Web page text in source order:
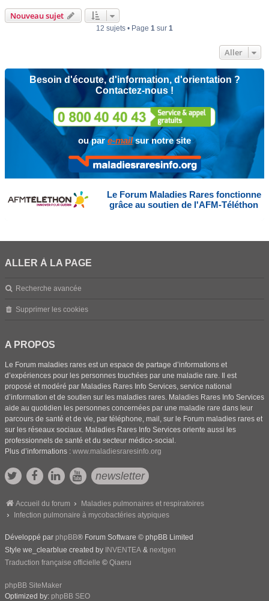
Nouveau sujet
12 sujets • Page 1 sur 1
Aller
Besoin d'écoute, d'information, d'orientation ?
Contactez-nous !
ou pare-mailsur notre site
Le Forum Maladies Rares fonctionne
grâce au soutien de l'AFM-Téléthon
ALLER À LA PAGE
Recherche avancée
Supprimer les cookies
A PROPOS
Le Forum maladies rares est un espace de partage d’informations et
d’expériences pour les personnes touchées par une maladie rare. Il est
proposé et modéré par Maladies Rares Info Services, service national
d’information et de soutien sur les maladies rares. Maladies Rares Info Services
aide au quotidien les personnes concernées par une maladie rare dans leur
parcours de santé et de vie, par téléphone, mail, sur le Forum maladies rares et
sur les réseaux sociaux. Maladies Rares Info Services oriente aussi les
professionnels de santé et du secteur médico-social.
Plus d’informations : www.maladiesraresinfo.org
newsletter
Accueil du forum
Maladies pulmonaires et respiratoires
Infection pulmonaire à mycobactéries atypiques
Développé par phpBB® Forum Software © phpBB Limited
Style we_clearblue created by INVENTEA & nextgen
Traduction française officielle © Qiaeru
phpBB SiteMaker
Optimized by: phpBB SEO